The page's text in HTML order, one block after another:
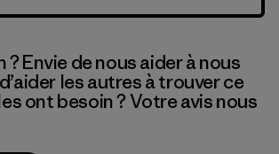
? Envie de nous aider à nous
les autres à trouver ce
ont besoin ? Votre avis nous